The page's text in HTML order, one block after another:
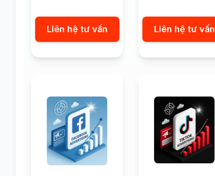
Liên hệ tư vấn Liên hệ tư vấn